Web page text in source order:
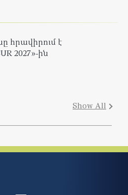
հրավիրում է
2027»-ին
Show All